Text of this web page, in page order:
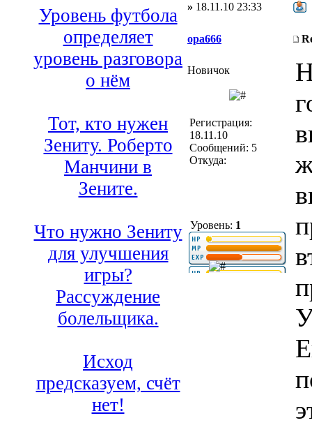
Уровень футбола
определяет
уровень разговора
о нём
Тот, кто нужен
Зениту. Роберто
Манчини в
Зените.
Что нужно Зениту
для улучшения
игры?
Рассуждение
болельщика.
Исход
предсказуем, счёт
нет!
» 18.11.10 23:33
opa666
Новичок
Регистрация:
18.11.10
Сообщений: 5
Откуда:
Уровень: 1